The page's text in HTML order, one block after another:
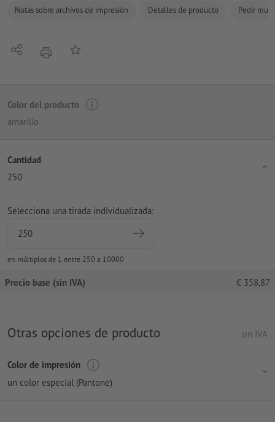
Notas sobre archivos de impresión Detalles de producto Pedir
CompartirimprimirAñadir a lista de favoritos
Color del producto
amarillo
Cantidad
250
Selecciona una tirada individualizada:
en múltiplos de 1 entre 250 a 10000
Precio base (sin IVA) € 358,87
Otras opciones de producto sin IVA
Color de impresión
un color especial (Pantone)